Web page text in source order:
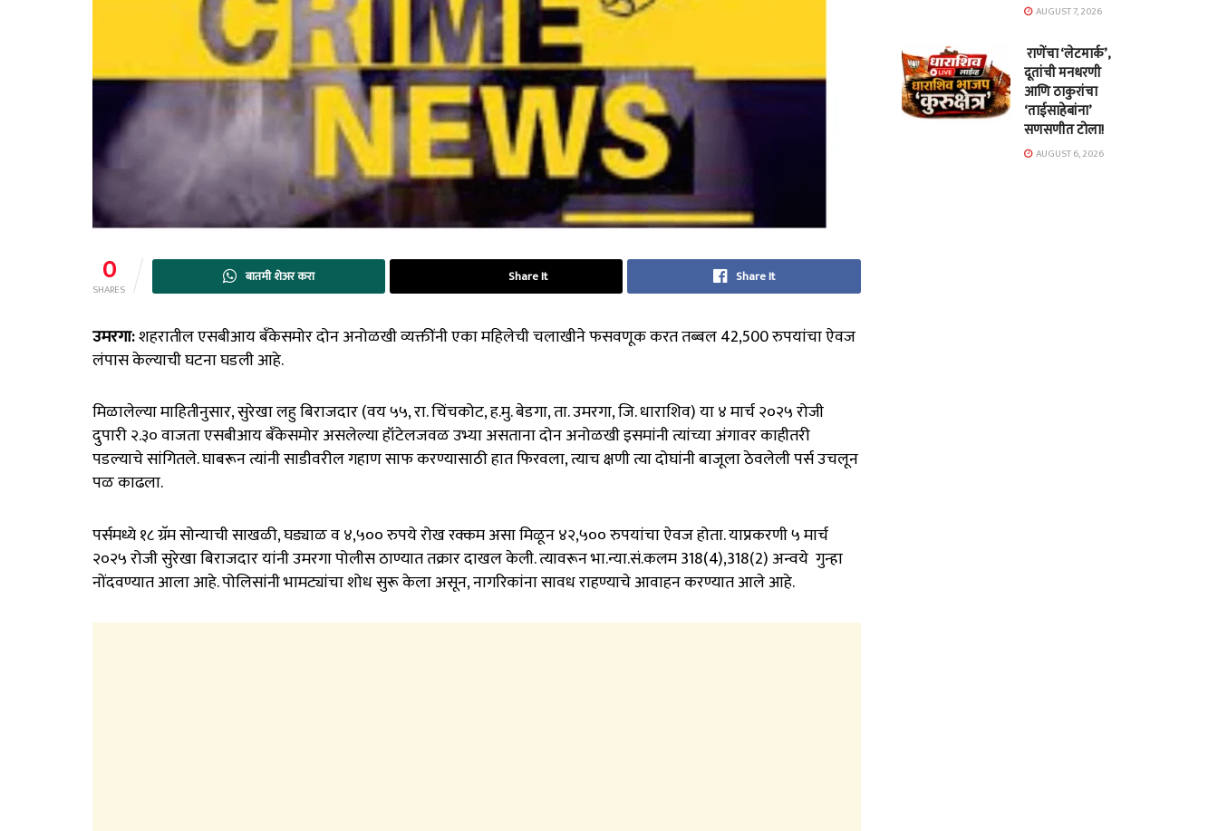
0
SHARES
बातमी शेअर करा Share It Share It
उमरगा:शहरातील एसबीआय बँकेसमोर दोन अनोळखी व्यक्तींनी एका महिलेची चलाखीने फसवणूक करत तब्बल 42,500 रुपयांचा ऐवज
लंपास केल्याची घटना घडली आहे.
मिळालेल्या माहितीनुसार, सुरेखा लहु बिराजदार (वय ५५, रा. चिंचकोट, ह.मु. बेडगा, ता. उमरगा, जि. धाराशिव) या ४ मार्च २०२५ रोजी
दुपारी २.३० वाजता एसबीआय बँकेसमोर असलेल्या हॉटेलजवळ उभ्या असताना दोन अनोळखी इसमांनी त्यांच्या अंगावर काहीतरी
पडल्याचे सांगितले. घाबरून त्यांनी साडीवरील गहाण साफ करण्यासाठी हात फिरवला, त्याच क्षणी त्या दोघांनी बाजूला ठेवलेली पर्स उचलून
पळ काढला.
पर्समध्ये १८ ग्रॅम सोन्याची साखळी, घड्याळ व ४,५०० रुपये रोख रक्कम असा मिळून ४२,५०० रुपयांचा ऐवज होता. याप्रकरणी ५ मार्च
२०२५ रोजी सुरेखा बिराजदार यांनी उमरगा पोलीस ठाण्यात तक्रार दाखल केली. त्यावरून भा.न्या.सं.कलम 318(4),318(2) अन्वये गुन्हा
नोंदवण्यात आला आहे. पोलिसांनी भामट्यांचा शोध सुरू केला असून, नागरिकांना सावध राहण्याचे आवाहन करण्यात आले आहे.
AUGUST 7, 2026
राणेंचा ‘लेटमार्क’,
दूतांची मनधरणी
आणि ठाकुरांचा
‘ताईसाहेबांना’
सणसणीत टोला!
AUGUST 6, 2026